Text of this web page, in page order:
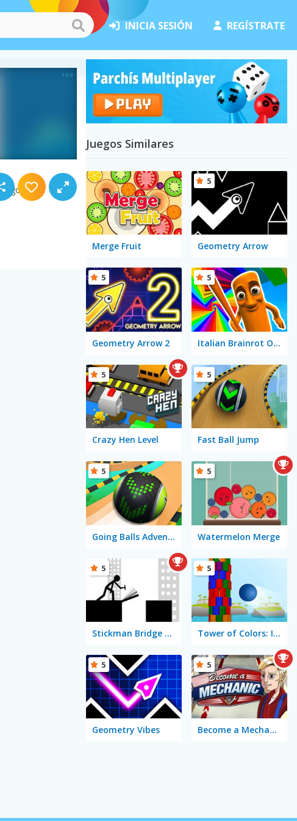
INICIA SESIÓN REGÍSTRATE
Juegos Similares
Merge Fruit Geometry Arrow
5
Geometry Arrow 2
5
Italian Brainrot Obby Parkour
5
Crazy Hen Level
5
Fast Ball Jump
5
Going Balls Adventure 2
5
Watermelon Merge
5
Stickman Bridge Constructor
5
Tower of Colors: Island Edition
5
Geometry Vibes
5
Become a Mechanic
5